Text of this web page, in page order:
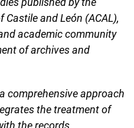
and León (ACAL),
academic community
of archives and
comprehensive approach
the treatment of
the records